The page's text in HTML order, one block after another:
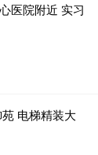
医院附近 实习
电梯精装大